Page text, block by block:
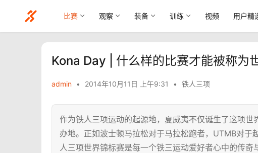
比赛 观察 装备 训练 视频 用户精
Kona Day | 什么样的比赛才能被称为
admin • 2014年10月11日 上午9:31 • 铁人三项
作为铁人三项运动的起源地，夏威夷不仅诞生了这项
办地。正如波士顿马拉松对于马拉松跑者，UTMB对
人三项世界锦标赛是每一个铁三运动爱好者心中的传奇